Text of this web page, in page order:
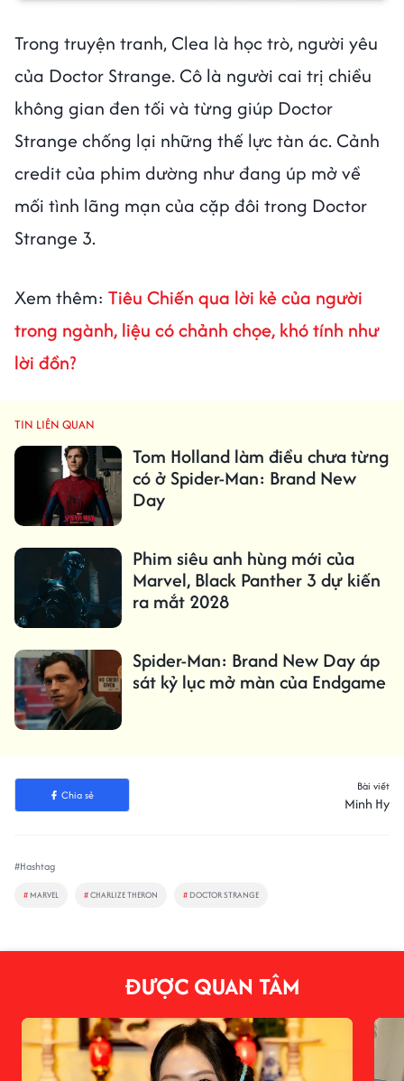
Trong truyện tranh, Clea là học trò, người yêu
của Doctor Strange. Cô là người cai trị chiều
không gian đen tối và từng giúp Doctor
Strange chống lại những thế lực tàn ác. Cảnh
credit của phim dường như đang úp mở về
mối tình lãng mạn của cặp đôi trong Doctor
Strange 3.
Xem thêm: Tiêu Chiến qua lời kẻ của người
trong ngành, liệu có chảnh chọe, khó tính như
lời đồn?
TIN LIÊN QUAN
Tom Holland làm điều chưa từng
có ở Spider-Man: Brand New
Day
Phim siêu anh hùng mới của
Marvel, Black Panther 3 dự kiến ​​
ra mắt 2028
Spider-Man: Brand New Day áp
sát kỷ lục mở màn của Endgame
Chia sẻ
Bài viết
Minh Hy
#Hashtag
# MARVEL #CHARLIZE THERON # DOCTOR STRANGE
ĐƯỢC QUAN TÂM